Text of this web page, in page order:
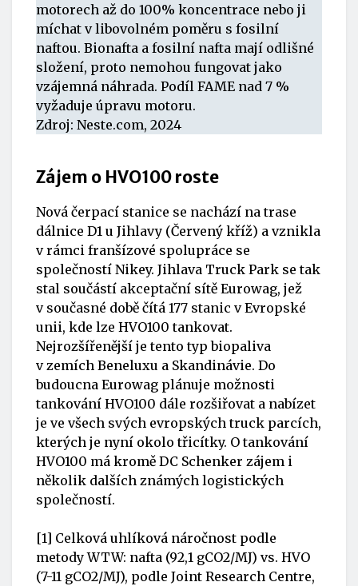
motorech až do 100% koncentrace nebo ji
míchat v libovolném poměru s fosilní
naftou. Bionafta a fosilní nafta mají odlišné
složení, proto nemohou fungovat jako
vzájemná náhrada. Podíl FAME nad 7 %
vyžaduje úpravu motoru.
Zdroj: Neste.com, 2024
Zájem o HVO100 roste
Nová čerpací stanice se nachází na trase
dálnice D1 u Jihlavy (Červený kříž) a vznikla
v rámci franšízové spolupráce se
společností Nikey. Jihlava Truck Park se tak
stal součástí akceptační sítě Eurowag, jež
v současné době čítá 177 stanic v Evropské
unii, kde lze HVO100 tankovat.
Nejrozšířenější je tento typ biopaliva
v zemích Beneluxu a Skandinávie. Do
budoucna Eurowag plánuje možnosti
tankování HVO100 dále rozšiřovat a nabízet
je ve všech svých evropských truck parcích,
kterých je nyní okolo třicítky. O tankování
HVO100 má kromě DC Schenker zájem i
několik dalších známých logistických
společností.
[1] Celková uhlíková náročnost podle
metody WTW: nafta (92,1 gCO2/MJ) vs. HVO
(7-11 gCO2/MJ), podle Joint Research Centre,